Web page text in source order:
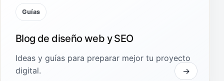
Guías
Blog de diseño web y SEO
Ideas y guías para preparar mejor tu proyecto
digital.